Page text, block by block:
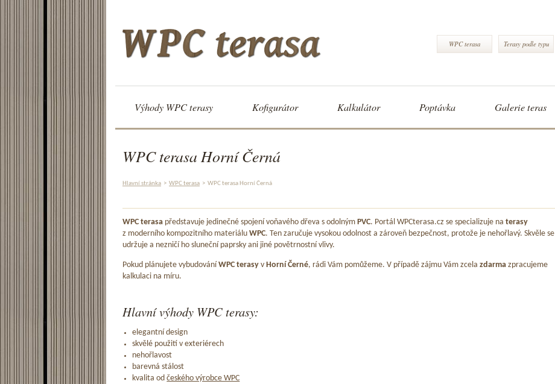
WPC terasa Terasy podle typu
Výhody WPC terasy Kofigurátor Kalkulátor Poptávka Galerie teras
WPC terasa Horní Černá
Hlavní stránka > WPC terasa > WPC terasa Horní Černá
WPC terasa představuje jedinečné spojení voňavého dřeva s odolným PVC. Portál WPCterasa.cz se specializuje na terasy
z moderního kompozitního materiálu WPC. Ten zaručuje vysokou odolnost a zároveň bezpečnost, protože je nehořlavý. Skvěle se
udržuje a nezničí ho sluneční paprsky ani jiné povětrnostní vlivy.
Pokud plánujete vybudování WPC terasy v Horní Černé, rádi Vám pomůžeme. V případě zájmu Vám zcela zdarma zpracujeme
kalkulaci na míru.
Hlavní výhody WPC terasy:
elegantní design
skvělé použití v exteriérech
nehořlavost
barevná stálost
kvalita odčeského výrobce WPC